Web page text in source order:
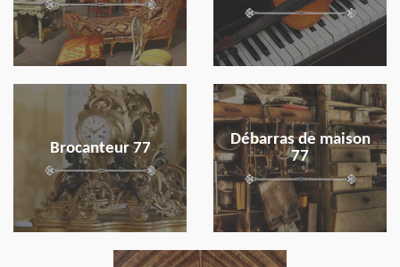
Brocanteur 77
en savoir plus
Débarras de maison
77
en savoir plus
en savoir plus